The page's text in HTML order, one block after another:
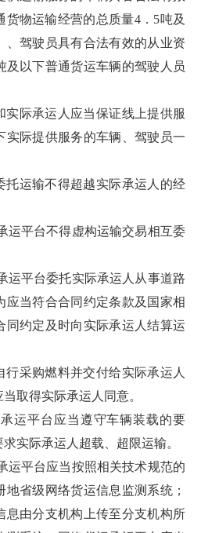
货物运输经营的总质量4．5吨及
、驾驶员具有合法有效的从业资
及以下普通货运车辆的驾驶人员
实际承运人应当保证线上提供服
实际提供服务的车辆、驾驶员一
托运输不得超越实际承运人的经
运平台不得虚构运输交易相互委
运平台委托实际承运人从事道路
应当符合合同约定条款及国家相
同约定及时向实际承运人结算运
行采购燃料并交付给实际承运人
取得实际承运人同意。
运平台应当遵守车辆装载的要
实际承运人超载、超限运输。
运平台应当按照相关技术规范的
省级网络货运信息监测系统；
息由分支机构上传至分支机构所